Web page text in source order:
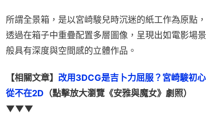
所謂全景箱，是以宮崎駿兒時沉迷的紙工作為原點，
透過在箱子中重疊配置多層圖像，呈現出如電影場景
般具有深度與空間感的立體作品。
【相關文章】 改用3DCG是吉卜力屈服？宮崎駿初心
從不在2D （點擊放大瀏覽《安雅與魔女》劇照）
▼▼▼